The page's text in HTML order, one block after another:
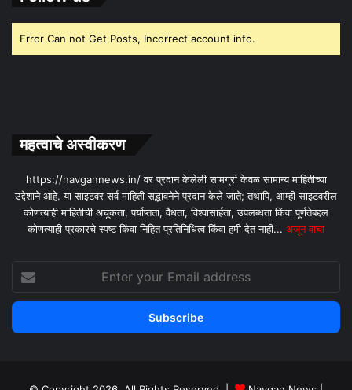
Error Can not Get Posts, Incorrect account info.
महत्वाचे अस्वीकरण
https://navgannews.in/ वर प्रदान केलेली सामग्री केवळ सामान्य माहितीच्या
उद्देशाने आहे. या साइटवर सर्व माहिती सद्भावनेने प्रदान केले जाते; तथापि, आम्ही साइटवरील
कोणत्याही माहितीची अचूकता, पर्याप्तता, वैधता, विश्वासार्हता, उपलब्धता किंवा पूर्णतेबद्दल
कोणत्याही प्रकारचे स्पष्ट किंवा निहित प्रतिनिधित्व किंवा हमी देत ​​नाही... अजून वाचा
your
Email